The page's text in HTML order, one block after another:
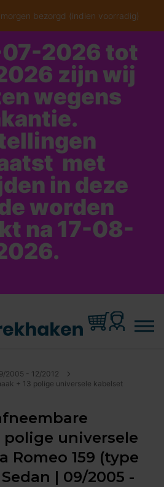
bezorgd (indien voorradig)
2026 tot
zijn wij
wegens
met
in deze
worden
na 17-08-
2005 - 12/2012
+ 13 polige universele kabelset
polige universele
Romeo 159 (type
| 09/2005 -